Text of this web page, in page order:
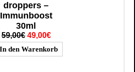
droppers –
Immunboost
30ml
59,00€ 49,00€